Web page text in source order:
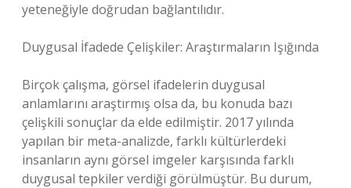
yeteneğiyle doğrudan bağlantılıdır.
Duygusal İfadede Çelişkiler: Araştırmaların Işığında
Birçok çalışma, görsel ifadelerin duygusal
anlamlarını araştırmış olsa da, bu konuda bazı
çelişkili sonuçlar da elde edilmiştir. 2017 yılında
yapılan bir meta-analizde, farklı kültürlerdeki
insanların aynı görsel imgeler karşısında farklı
duygusal tepkiler verdiği görülmüştür. Bu durum,